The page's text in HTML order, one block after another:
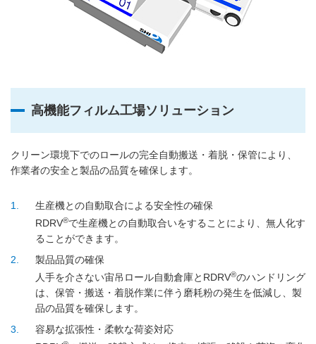
高機能フィルム工場ソリューション
クリーン環境下でのロールの完全自動搬送・着脱・保管により、
作業者の安全と製品の品質を確保します。
1
生産機との自動取合による安全性の確保
RDRV®で生産機との自動取合いをすることにより、無人化す
ることができます。
2
製品品質の確保
人手を介さない宙吊ロール自動倉庫とRDRV®のハンドリング
は、保管・搬送・着脱作業に伴う磨耗粉の発生を低減し、製
品の品質を確保します。
3
容易な拡張性・柔軟な荷姿対応